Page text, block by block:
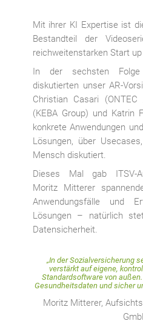
Mit ihrer KI Expertise ist
Bestandteil der
reichweitenstarken Start
In der sechsten
diskutierten unser AR-
Christian Casari
(KEBA Group) und Katrin
konkrete Anwendungen
Lösungen, über
Mensch diskutiert.
Dieses Mal gab ITSV-
Moritz Mitterer
Anwendungsfälle und
Lösungen – natürlich
Datensicherheit.
„In der Sozialversicherung
verstärkt auf eigene,
Standardsoftware von
Gesundheitsdaten und sicher
Moritz Mitterer,